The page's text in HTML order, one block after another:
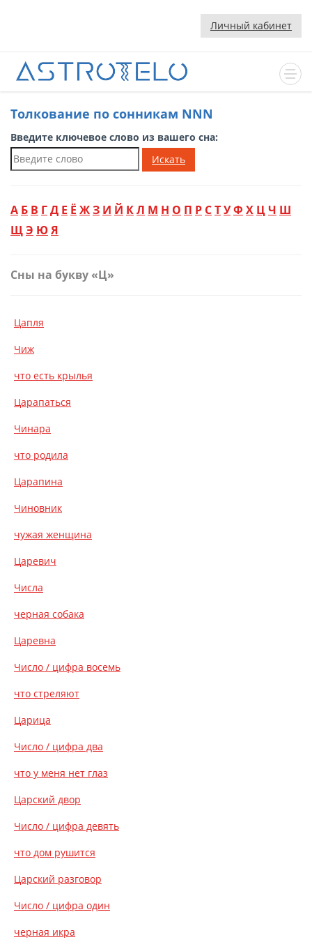
Личный кабинет
Толкование по сонникам NNN
Введите ключевое слово из вашего сна:
Искать
А Б В ГД Е Ё ЖЗ И Й КЛ М Н О П Р СТУФ Х ЦЧ Ш
ЩЭ ЮЯ
Сны на букву «Ц»
Цапля
Чиж
что есть крылья
Царапаться
Чинара
что родила
Царапина
Чиновник
чужая женщина
Царевич
Числа
черная собака
Царевна
Число / цифра восемь
что стреляют
Царица
Число / цифра два
что у меня нет глаз
Царский двор
Число / цифра девять
что дом рушится
Царский разговор
Число / цифра один
черная икра